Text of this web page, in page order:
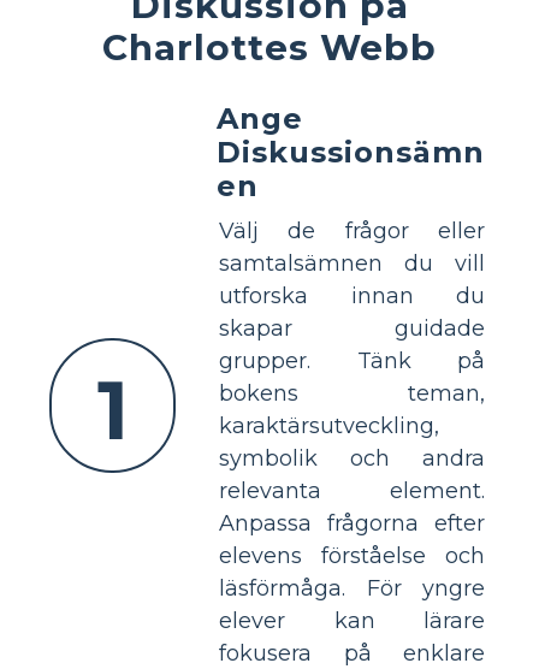
Charlottes Webb
1
Ange
Diskussionsämn
en
Välj de frågor eller
samtalsämnen du vill
utforska innan du
skapar guidade
grupper. Tänk på
bokens teman,
karaktärsutveckling,
symbolik och andra
relevanta element.
Anpassa frågorna efter
elevens förståelse och
läsförmåga. För yngre
elever kan lärare
fokusera på enklare